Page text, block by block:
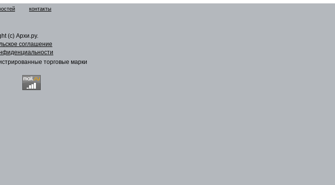
контакты
(c) Архи.ру.
соглашение
торговые марки